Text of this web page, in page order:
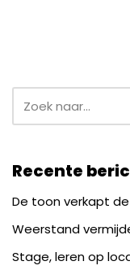
Recente
De toon verkapt
Weerstand
Stage, leren op